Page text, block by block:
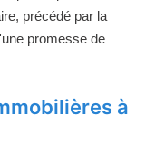
précédé par la
promesse de
à